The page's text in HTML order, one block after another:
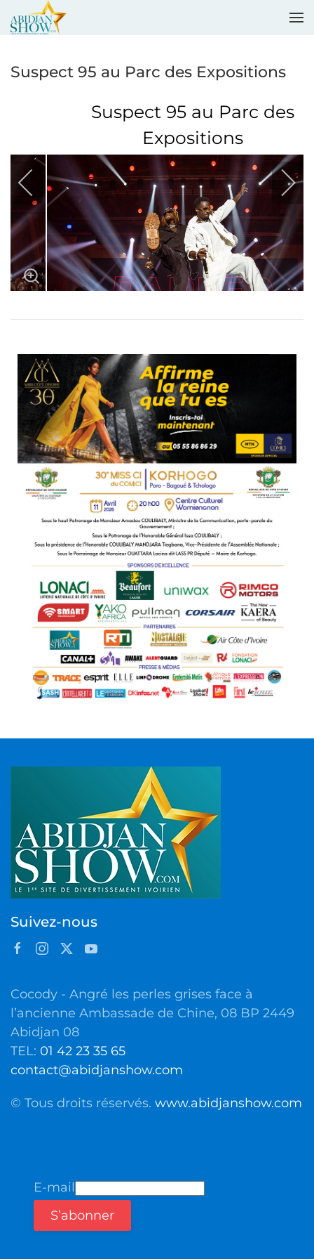
Suspect 95 au Parc des Expositions
Suspect 95 au Parc des
Expositions
Suivez-nous
Cocody - Angré les perles grises face à
l’ancienne Ambassade de Chine, 08 BP 2449
Abidjan 08
TEL: 01 42 23 35 65
contact@abidjanshow.com
© Tous droits réservés. www.abidjanshow.com
E-mail
S’abonner